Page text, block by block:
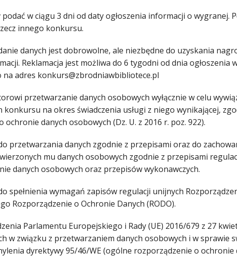
podać w ciągu 3 dni od daty ogłoszenia informacji o wygranej.
innego konkursu.
danych jest dobrowolne, ale niezbędne do uzyskania
Reklamacja jest możliwa do 6 tygodni od dnia ogłoszenia
na adres konkurs@zbrodniawbibliotece.pl
przetwarzanie danych osobowych wyłącznie w celu
na okres świadczenia usługi z niego wynikającej,
danych osobowych (Dz. U. z 2016 r. poz. 922).
przetwarzania danych zgodnie z przepisami oraz do
mu danych osobowych zgodnie z przepisami
danych osobowych oraz przepisów wykonawczych.
spełnienia wymagań zapisów regulacji unijnych
Rozporządzenie o Ochronie Danych (RODO).
Parlamentu Europejskiego i Rady (UE) 2016/679 z 27
w związku z przetwarzaniem danych osobowych i w sprawie
dyrektywy 95/46/WE (ogólne rozporządzenie o